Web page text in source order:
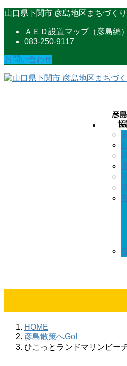
コ
ツ
に
移
ナ
シ
ョ
ン
山口県下関市 彦島地区まちづく
ＡＥＤ設置マップ（彦島編）
083-250-9117
お問い合わせ
HOME
彦島散策へGo!
ひこっとランドマリンビー